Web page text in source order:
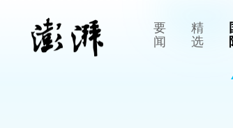
要
闻
精
选